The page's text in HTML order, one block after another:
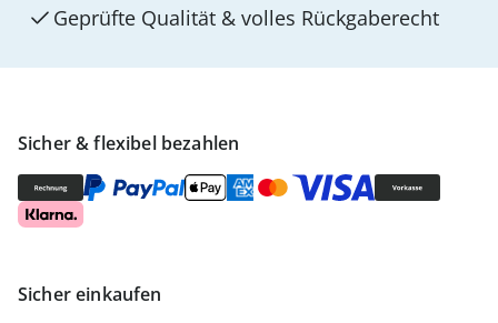
Sicher & flexibel bezahlen
Sicher einkaufen
Geprüfte Qualität & volles Rückgaberecht